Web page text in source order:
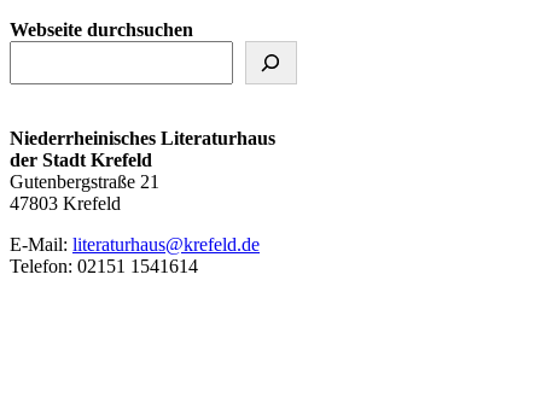
Webseite durchsuchen
Niederrheinisches Literaturhaus
der Stadt Krefeld
Gutenbergstraße 21
47803 Krefeld
E‑Mail: literaturhaus@krefeld.de
Telefon: 02151 1541614